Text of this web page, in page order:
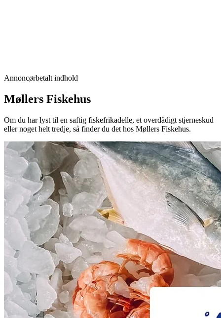
Annoncørbetalt indhold
Møllers Fiskehus
Om du har lyst til en saftig fiskefrikadelle, et overdådigt stjerneskud
eller noget helt tredje, så finder du det hos Møllers Fiskehus.